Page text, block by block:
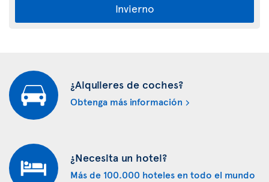
Invierno
¿Alquileres de coches?
Obtenga más información
¿Necesita un hotel?
Más de 100.000 hoteles en todo el mundo